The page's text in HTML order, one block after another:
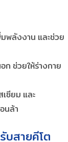
พลังงาน และช่วย
ก ช่วยให้ร่างกาย
ซียม และ
นล้า
บสายคีโต